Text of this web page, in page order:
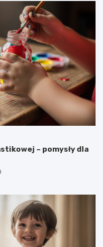
– pomysły dla